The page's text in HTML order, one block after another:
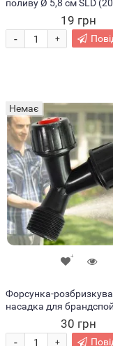
поливу Ø 5,8 см SLD
19 грн
+
-
Немає
Форсунка-
насадка для
30 грн
+
-